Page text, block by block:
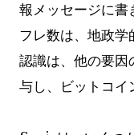
報メッセージに書
フレ数は、地政学
認識は、他の要因
与し、ビットコイ